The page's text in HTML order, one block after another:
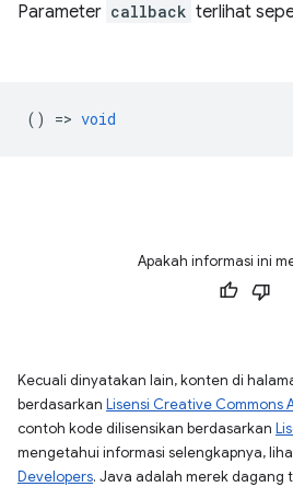
Parameter callback terlihat
() => void
Apakah informasi ini
Kecuali dinyatakan lain, konten di
berdasarkan Lisensi Creative Commons
contoh kode dilisensikan berdasarkan
mengetahui informasi selengkapnya,
Developers. Java adalah merek